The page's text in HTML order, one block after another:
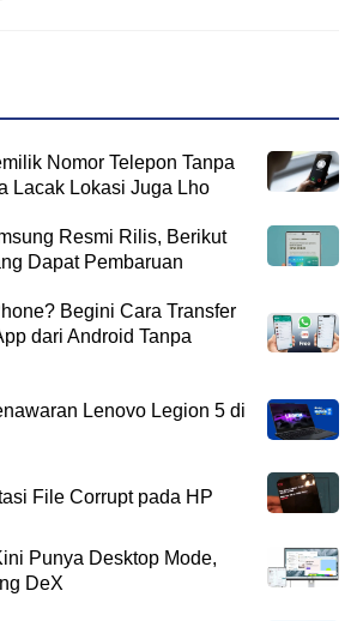
Nomor Telepon Tanpa
Lacak Lokasi Juga Lho
Resmi Rilis, Berikut
Dapat Pembaruan
Begini Cara Transfer
dari Android Tanpa
Lenovo Legion 5 di
File Corrupt pada HP
Punya Desktop Mode,
DeX